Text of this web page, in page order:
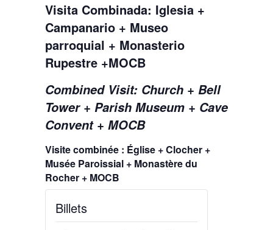
Visita Combinada: Iglesia +
Campanario + Museo
parroquial + Monasterio
Rupestre +MOCB
Combined Visit: Church + Bell
Tower + Parish Museum + Cave
Convent + MOCB
Visite combinée : Église + Clocher +
Musée Paroissial + Monastère du
Rocher + MOCB
Billets